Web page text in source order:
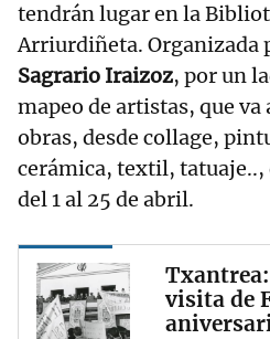
tendrán lugar en la
Arriurdiñeta. Organizada
Sagrario Iraizoz, por un
mapeo de artistas, que va
obras, desde collage,
cerámica, textil, tatuaje..,
del 1 al 25 de abril.
visita de